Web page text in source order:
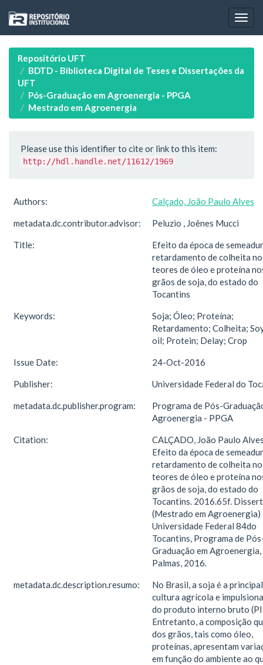
navigation
Repositório UFT
BDTD - Biblioteca Digital de Teses e Dissertações da
UFT
Pós-Graduação em Agroenergia - PPGA
Mestrado em Agroenergia
Please use this identifier to cite or link to this item:
http://hdl.handle.net/11612/1969
Authors: Calçado, João Paulo Alves
metadata.dc.contributor.advisor: Peluzio , Joênes Mucci
Title:
Efeito da época de
retardamento de colheita
teores de óleo e proteína
grãos de soja, do estado do
Tocantins
Keywords:
Soja; Óleo; Proteína;
Retardamento; Colheita;
oil; Protein; Delay; Crop
Issue Date: 24-Oct-2016
Publisher: Universidade Federal do
metadata.dc.publisher.program:
Programa de Pós-
Agroenergia - PPGA
Citation:
CALÇADO, João Paulo
Efeito da época de
retardamento de colheita
teores de óleo e proteína
grãos de soja, do estado do
Tocantins. 2016.65f.
(Mestrado em Agroenergia)
Universidade Federal 84do
Tocantins, Programa de
Graduação em Agroenergia,
Palmas, 2016.
metadata.dc.description.resumo:
No Brasil, a soja é a principal
cultura agrícola e
do produto interno bruto
Entretanto, a composição
dos grãos, tais como óleo,
proteínas, apresentam
em função do ambiente ao